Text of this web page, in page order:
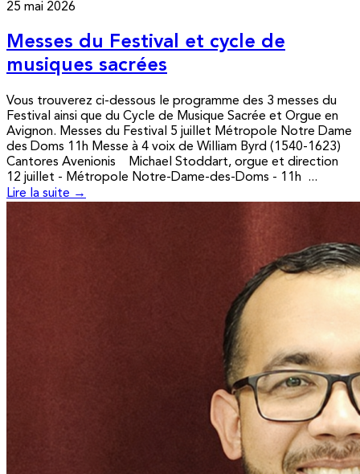
25 mai 2026
Messes du Festival et cycle de
musiques sacrées
Vous trouverez ci-dessous le programme des 3 messes du
Festival ainsi que du Cycle de Musique Sacrée et Orgue en
Avignon. Messes du Festival 5 juillet Métropole Notre Dame
des Doms 11h Messe à 4 voix de William Byrd (1540-1623)
Cantores Avenionis Michael Stoddart, orgue et direction
12 juillet - Métropole Notre-Dame-des-Doms - 11h ...
Lire la suite →